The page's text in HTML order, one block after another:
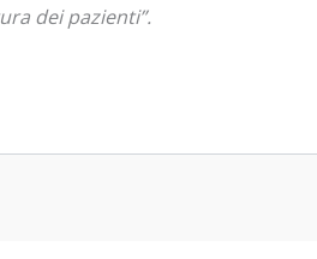
dei pazienti”.